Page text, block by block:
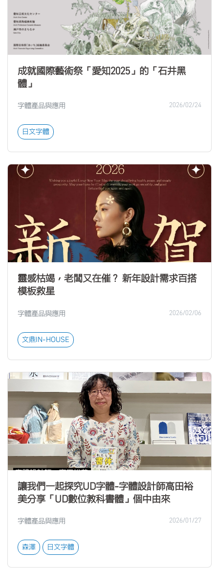
成就國際藝術祭「愛知2025」的「石井黑
體」
字體產品與應用 2026/02/24
日文字體
靈感枯竭，老闆又在催？ 新年設計需求百搭
模板救星
字體產品與應用 2026/02/06
文鼎IN-HOUSE
讓我們一起探究UD字體-字體設計師高田裕
美分享「UD數位教科書體」個中由來
字體產品與應用 2026/01/27
森澤 日文字體